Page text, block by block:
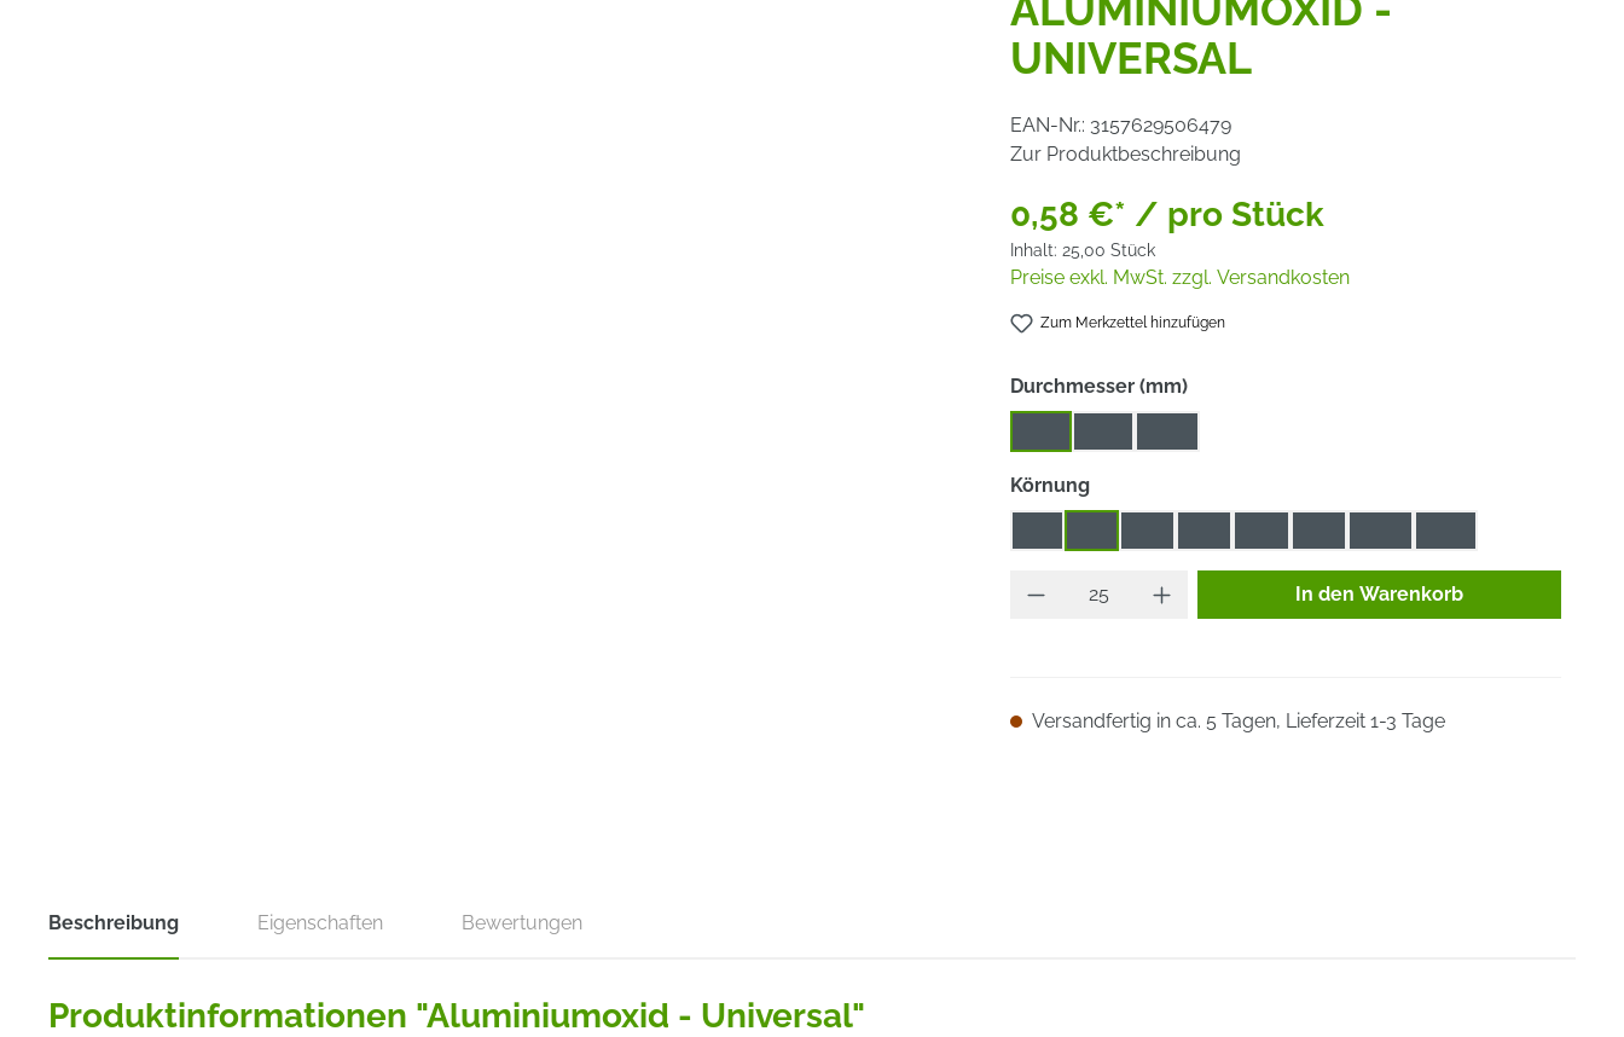
UNIVERSAL
EAN-Nr.: 3157629506479
Zur Produktbeschreibung
0,58 €* / pro Stück
Inhalt: 25,00 Stück
Preise exkl. MwSt. zzgl. Versandkosten
Zum Merkzettel hinzufügen
Durchmesser (mm)auswählen
Körnungauswählen
Produkt Anzahl: Gib den
In den Warenkorb
Versandfertig in ca. 5 Tagen, Lieferzeit 1-3 Tage
Beschreibung Eigenschaften Bewertungen
Produktinformationen "Aluminiumoxid - Universal"